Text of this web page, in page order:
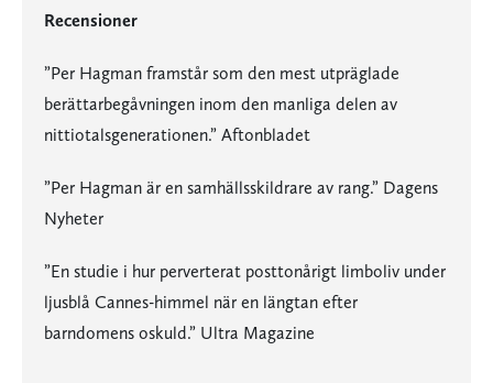
Recensioner
”Per Hagman framstår som den mest utpräglade
berättarbegåvningen inom den manliga delen av
nittiotalsgenerationen.” Aftonbladet
”Per Hagman är en samhällsskildrare av rang.” Dagens
Nyheter
”En studie i hur perverterat posttonårigt limboliv under
ljusblå Cannes-himmel när en längtan efter
barndomens oskuld.” Ultra Magazine